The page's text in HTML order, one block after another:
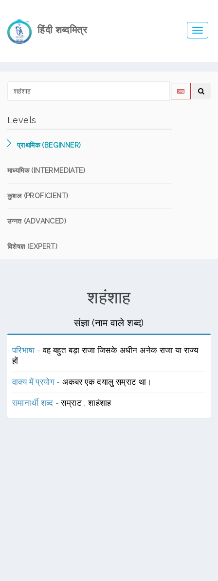
हिंदी शब्दमित्र
Levels
प्राथमिक (BEGINNER)
माध्यमिक (INTERMEDIATE)
कुशल (PROFICIENT)
उन्नत (ADVANCED)
विशेषज्ञ (EXPERT)
शहंशाह
संज्ञा (नाम वाले शब्द)
परिभाषा -वह बहुत बड़ा राजा जिसके अधीन अनेक राजा या राज्य
हों
वाक्य में प्रयोग -अकबर एक दयालु सम्राट था।
समानार्थी शब्द -सम्राट ,शाहंशाह